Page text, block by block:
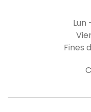
Lun
Fines